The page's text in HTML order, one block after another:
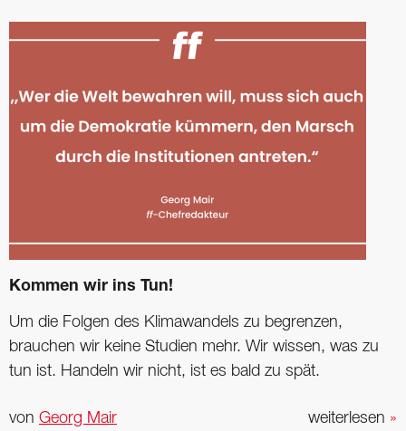
Kommen wir ins Tun!
Um die Folgen des Klimawandels zu begrenzen,
brauchen wir keine Studien mehr. Wir wissen, was zu
tun ist. Handeln wir nicht, ist es bald zu spät.
weiterlesen »
von Georg Mair